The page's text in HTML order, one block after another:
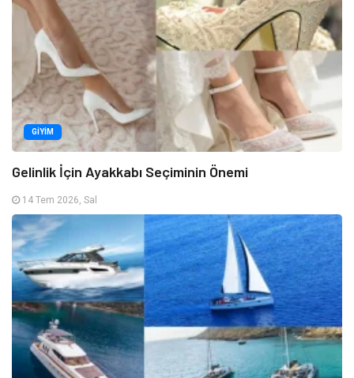
GIYIM
Gelinlik İçin Ayakkabı Seçiminin Önemi
14 Tem 2026, Sal